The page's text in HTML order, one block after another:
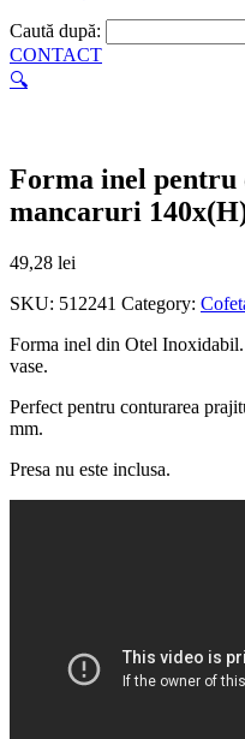
Caută după:
CONTACT
🔍
Forma inel
mancaruri
49,28 lei
SKU: 512241 Category:
Forma inel din Otel Inoxidabil.
vase.
Perfect pentru conturarea
mm.
Presa nu este inclusa.